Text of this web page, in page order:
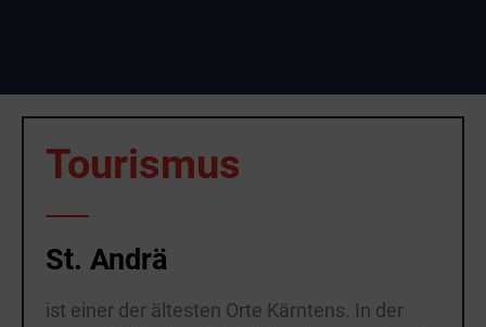
Tourismus
St. Andrä
ist einer der ältesten Orte Kärntens. In der